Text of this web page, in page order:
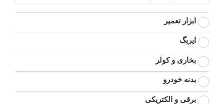
ابزار تعمیر
ایربگ
بخاری و کولر
بدنه خودرو
برقی و الکتریکی